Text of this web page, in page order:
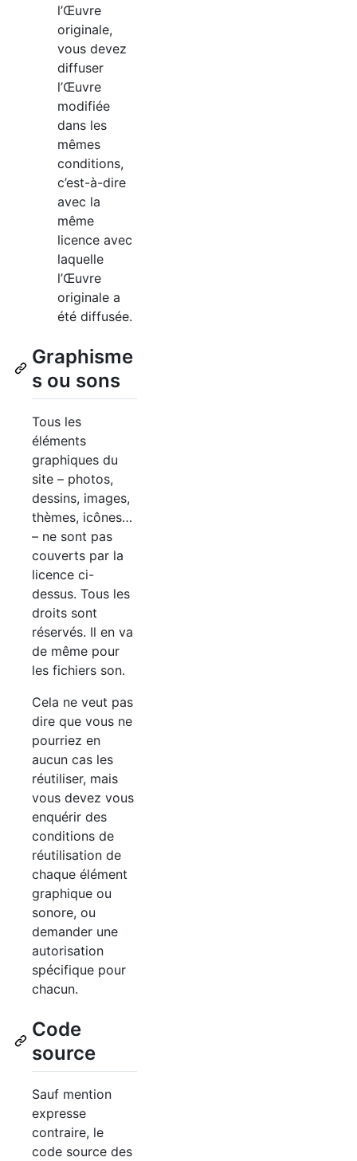
l’Œuvre
originale,
vous devez
diffuser
l’Œuvre
modifiée
dans les
mêmes
conditions,
c’est-à-dire
avec la
même
licence avec
laquelle
l’Œuvre
originale a
été diffusée.
Graphisme
s ou sons
Tous les
éléments
graphiques du
site – photos,
dessins, images,
thèmes, icônes…
– ne sont pas
couverts par la
licence ci-
dessus. Tous les
droits sont
réservés. Il en va
de même pour
les fichiers son.
Cela ne veut pas
dire que vous ne
pourriez en
aucun cas les
réutiliser, mais
vous devez vous
enquérir des
conditions de
réutilisation de
chaque élément
graphique ou
sonore, ou
demander une
autorisation
spécifique pour
chacun.
Code
source
Sauf mention
expresse
contraire, le
code source des